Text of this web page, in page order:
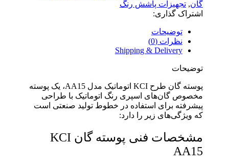
گان, تجهیزات پاشش رنگ
اشتراک گذاری:
توضیحات
نظرات (0)
Shipping & Delivery
توضیحات
پوسته گان طرح KCI اتوماتیک مدل AA15، یک پوسته
مخصوص گان‌های اسپری رنگ اتوماتیک با طراحی
پیشرفته برای استفاده در خطوط تولید صنعتی است
که ویژگی‌های زیر را دارد:
مشخصات فنی پوسته گان KCI
AA15